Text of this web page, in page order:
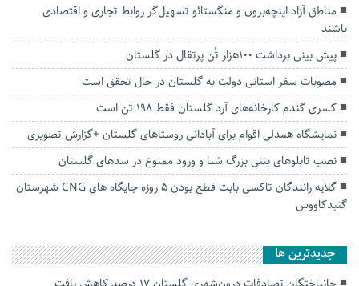
مناطق آزاد اینچه‌برون و منگستائو تسهیل‌گر روابط تجاری و اقتصادی
باشند
پیش بینی برداشت ۱۰۰هزار تُن پرتقال در گلستان
مصوبات سفر استانی دولت به گلستان در حال تحقق است
کسری گندم کارخانه‌های آرد گلستان فقط ۱۹۸ تن است
نمایشگاه همدلی اقوام برای آبادانی روستاهای گلستان +گزارش تصویری
نصب تابلو‌های بتنی بزرگ شنا و ورود ممنوع در سد‌های گلستان
گلایه رانندگان تاکسی بابت قطع بودن ۵ روزه جایگاه های CNG شهرستان
گنبدکاووس
جديدترين ها